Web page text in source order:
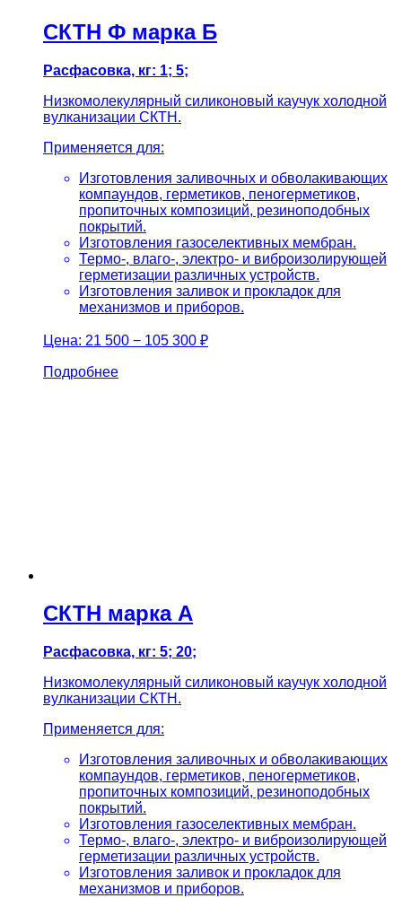
СКТН Ф марка Б
Расфасовка, кг: 1; 5;
Низкомолекулярный силиконовый каучук холодной
вулканизации СКТН.
Применяется для:
Изготовления заливочных и обволакивающих
компаундов, герметиков, пеногерметиков,
пропиточных композиций, резиноподобных
покрытий.
Изготовления газоселективных мембран.
Термо-, влаго-, электро- и виброизолирующей
герметизации различных устройств.
Изготовления заливок и прокладок для
механизмов и приборов.
Цена: 21 500 − 105 300 ₽
Подробнее
СКТН марка А
Расфасовка, кг: 5; 20;
Низкомолекулярный силиконовый каучук холодной
вулканизации СКТН.
Применяется для:
Изготовления заливочных и обволакивающих
компаундов, герметиков, пеногерметиков,
пропиточных композиций, резиноподобных
покрытий.
Изготовления газоселективных мембран.
Термо-, влаго-, электро- и виброизолирующей
герметизации различных устройств.
Изготовления заливок и прокладок для
механизмов и приборов.